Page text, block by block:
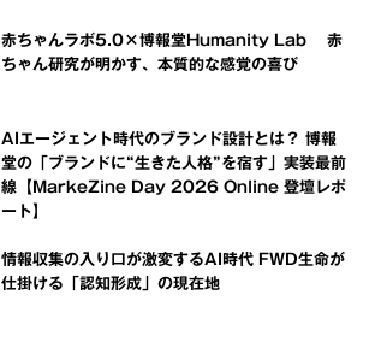
赤ちゃんラボ5.0×博報堂Humanity Lab 赤
ちゃん研究が明かす、本質的な感覚の喜び
AIエージェント時代のブランド設計とは？ 博報
堂の「ブランドに“生きた人格”を宿す」実装最前
線【MarkeZine Day 2026 Online 登壇レポ
ート】
情報収集の入り口が激変するAI時代 FWD生命が
仕掛ける「認知形成」の現在地